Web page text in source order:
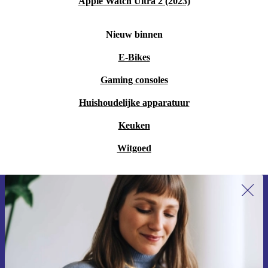
Nieuw binnen
E-Bikes
Gaming consoles
Huishoudelijke apparatuur
Keuken
Witgoed
Meld je aan voor onze nieuwsbrief en
ontvang €15 korting!
Mis nooit meer een aanbieding.